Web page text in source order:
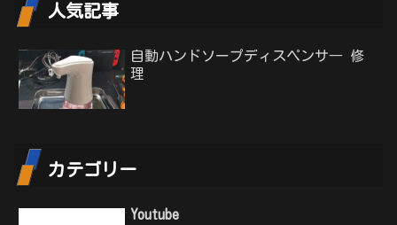
人気記事
自動ハンドソープディスペンサ― 修
理
カテゴリー
Youtube